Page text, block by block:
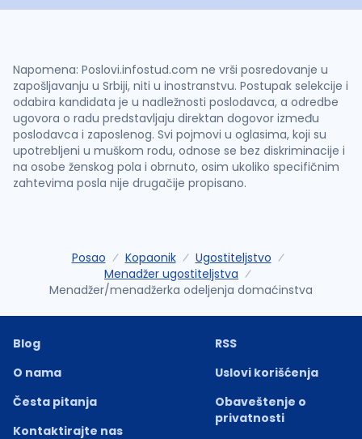
Napomena: Poslovi.infostud.com ne vrši posredovanje u
zapošljavanju u Srbiji, niti u inostranstvu. Postupak selekcije i
odabira kandidata je u nadležnosti poslodavca, a odredbe
ugovora o radu predstavljaju direktan dogovor između
poslodavca i zaposlenog. Svi pojmovi u oglasima, koji su
upotrebljeni u muškom rodu, odnose se bez diskriminacije i
na osobe ženskog pola i obrnuto, osim ukoliko specifičnim
zahtevima posla nije drugačije propisano.
Posao Kopaonik
Ugostiteljstvo
Menadžer ugostiteljstva
Menadžer/menadžerka odeljenja domaćinstva
Blog
O nama
Česta pitanja
Kontaktirajte nas
RSS
Uslovi korišćenja
Obaveštenje o
privatnosti